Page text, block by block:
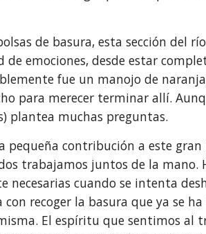
de basura, esta sección del
de emociones, desde estar
fue un manojo de
para merecer terminar allí.
plantea muchas preguntas.
pequeña contribución a este
trabajamos juntos de la mano.
cuando se intenta
recoger la basura que ya se
El espíritu que sentimos al